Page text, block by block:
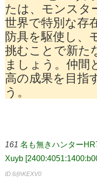
たは、モンスタ
世界で特別な存
防具を駆使し、
挑むことで新た
ましょう。仲間
高の成果を目指
う。
161 名も無きハンター
Xuyb
ID:6/jhKEXV0